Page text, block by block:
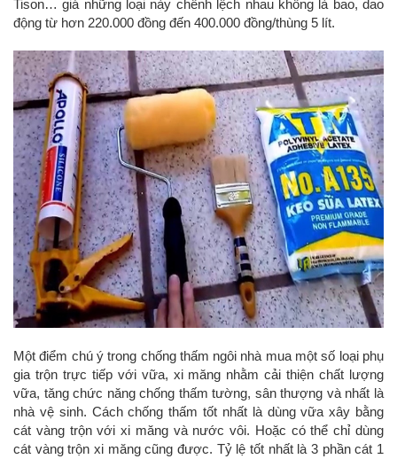
Tison… giá những loại này chênh lệch nhau không là bao, dao
động từ hơn 220.000 đồng đến 400.000 đồng/thùng 5 lít.
Một điểm chú ý trong chống thấm ngôi nhà mua một số loại phụ
gia trộn trực tiếp với vữa, xi măng nhằm cải thiện chất lượng
vữa, tăng chức năng chống thấm tường, sân thượng và nhất là
nhà vệ sinh. Cách chống thấm tốt nhất là dùng vữa xây bằng
cát vàng trộn với xi măng và nước vôi. Hoặc có thể chỉ dùng
cát vàng trộn xi măng cũng được. Tỷ lệ tốt nhất là 3 phần cát 1